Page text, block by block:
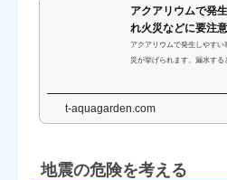
アクアリウムで発
れ火災などに要注意
アクアリウムで発生しやす
災が挙げられます。漏水す
t-aquagarden.com
地震の危険を考える